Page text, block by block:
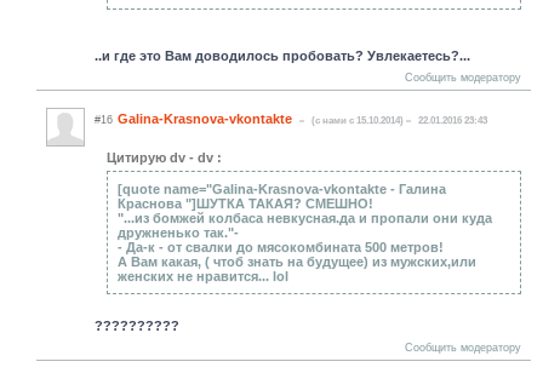
..и где это Вам доводилось пробовать? Увлекаетесь?...
Сообщить модератору
#16 Galina-Krasnova-vkontakte (c нами с 15.10.2014) 22.01.2016 23:43
Цитирую dv - dv :
[quote name="Galina-Krasnova-vkontakte - Галина
Краснова "]ШУТКА ТАКАЯ? СМЕШНО!
"...из бомжей колбаса невкусная.да и пропали они куда
дружненько так."-
- Да-к - от свалки до мясокомбината 500 метров!
А Вам какая, ( чтоб знать на будущее) из мужских,или
женских не нравится... lol
??????????
Сообщить модератору